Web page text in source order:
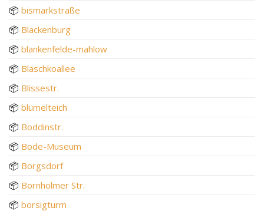
📦 bismarkstraße
📦 Blackenburg
📦 blankenfelde-mahlow
📦 Blaschkoallee
📦 Blissestr.
📦 blümelteich
📦 Boddinstr.
📦 Bode-Museum
📦 Borgsdorf
📦 Bornholmer Str.
📦 borsigturm